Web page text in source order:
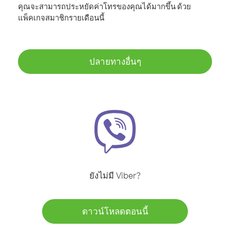
คุณจะสามารถประหยัดค่าโทรของคุณได้มากขึ้น ด้วย
แพ็คเกจสมาชิกรายเดือนนี้
ปลายทางอื่นๆ
ยังไม่มี Viber?
ดาวน์โหลดตอนนี้